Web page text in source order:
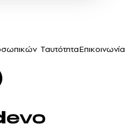
ΤαυτότηταΕπικοινωνία